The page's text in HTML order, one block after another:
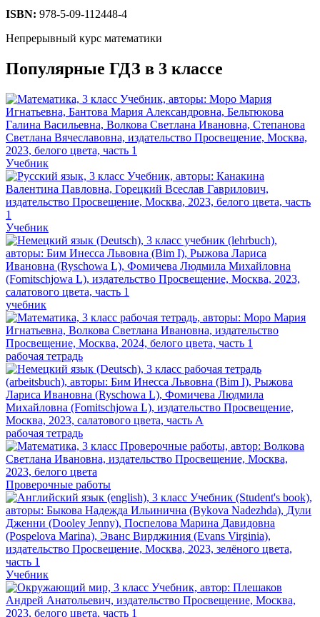
ISBN: 978-5-09-112448-4
Непрерывный курс математики
Популярные ГДЗ в 3 классе
Учебник
Учебник
учебник
рабочая тетрадь
рабочая тетрадь
Проверочные работы
Учебник